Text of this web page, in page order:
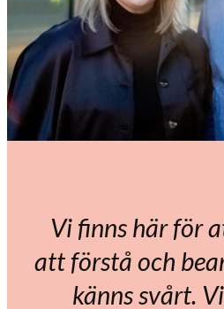
Vi finns här för
att förstå och
känns svårt.